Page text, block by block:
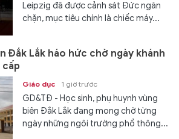
Leipzig đã được cảnh sát Đức ngăn
chặn, mục tiêu chính là chiếc máy...
Đắk Lắk háo hức chờ ngày khánh
Giáo dục 1 giờ trước
GD&TĐ - Học sinh, phụ huynh vùng
biên Đắk Lắk đang mong chờ từng
ngày những ngôi trường phổ thông...